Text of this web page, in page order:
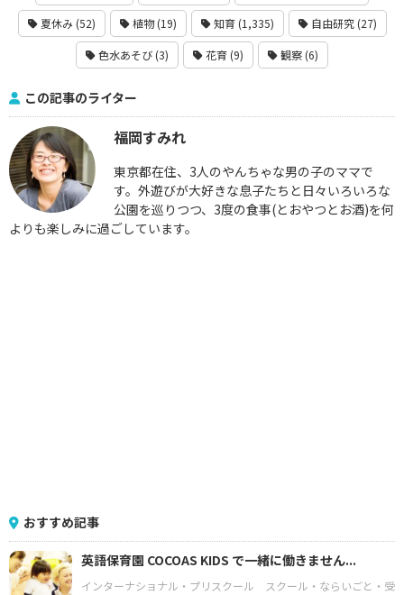
夏休み (52) 植物 (19) 知育 (1,335) 自由研究 (27)
色水あそび (3) 花育 (9) 観察 (6)
この記事のライター
福岡すみれ
東京都在住、3人のやんちゃな男の子のママで
す。外遊びが大好きな息子たちと日々いろいろな
公園を巡りつつ、3度の食事(とおやつとお酒)を何
よりも楽しみに過ごしています。
おすすめ記事
英語保育園 COCOAS KIDS で一緒に働きません...
インターナショナル・プリスクール
スクール・ならいごと・受